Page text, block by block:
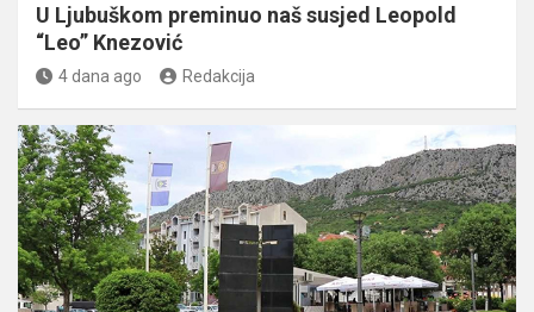
U Ljubuškom preminuo naš susjed Leopold
“Leo” Knezović
4 dana ago Redakcija